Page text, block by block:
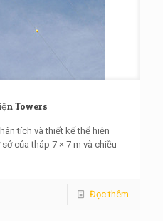
Towers
tích và thiết kế thể hiện
của tháp 7 × 7 m và chiều
Đọc thêm